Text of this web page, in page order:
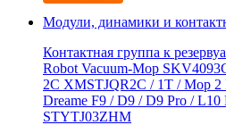
Модули, динамики и
Контактная группа к
Robot Vacuum-Mop
2C XMSTJQR2C / 1T / Mop
Dreame F9 / D9 / D9 Pro /
STYTJ03ZHM